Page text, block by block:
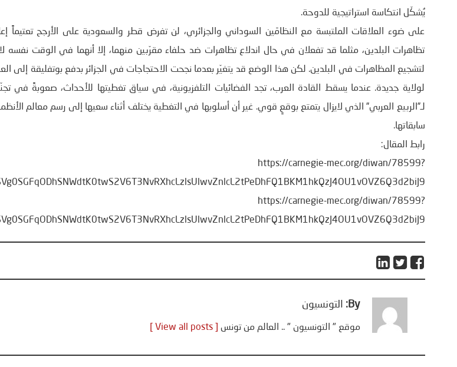
يُشكّل انتكاسة استراتيجية للدوحة.
على ضوء العلاقات الملتبسة مع النظامَين السوداني والجزائري، لن تفرض قطر والسعودية على الأرجح تعتيماً
تظاهرات البلدين، مثلما قد تفعلان في حال اندلاع تظاهرات ضد حلفاء مقرّبين منهما، إلا أنهما في الوقت نفسه
لتشجيع المظاهرات في البلدين. لكن هذا الوضع قد يتغيّر بعدما نجحت الاحتجاجات في الجزائر بدفع بوتفليقة إلى
لولاية جديدة. عندما يسقط القادة العرب، تجد الفضائيات التلفزيونية، في سياق تغطيتها للأحداث، صعوبةً في
لـ”الربيع العربي” الذي لايزال يتمتع بوقعٍ قوي. غير أن أسلوبها في التغطية يختلف أثناء سعيها إلى رسم معالم
سابقاتها.
رابط المقال:
https://carnegie-mec.org/diwan/78599?
https://carnegie-mec.org/diwan/78599?
By: التونسيون
موقع " التونسيون " .. العالم من تونس [ View all posts ]